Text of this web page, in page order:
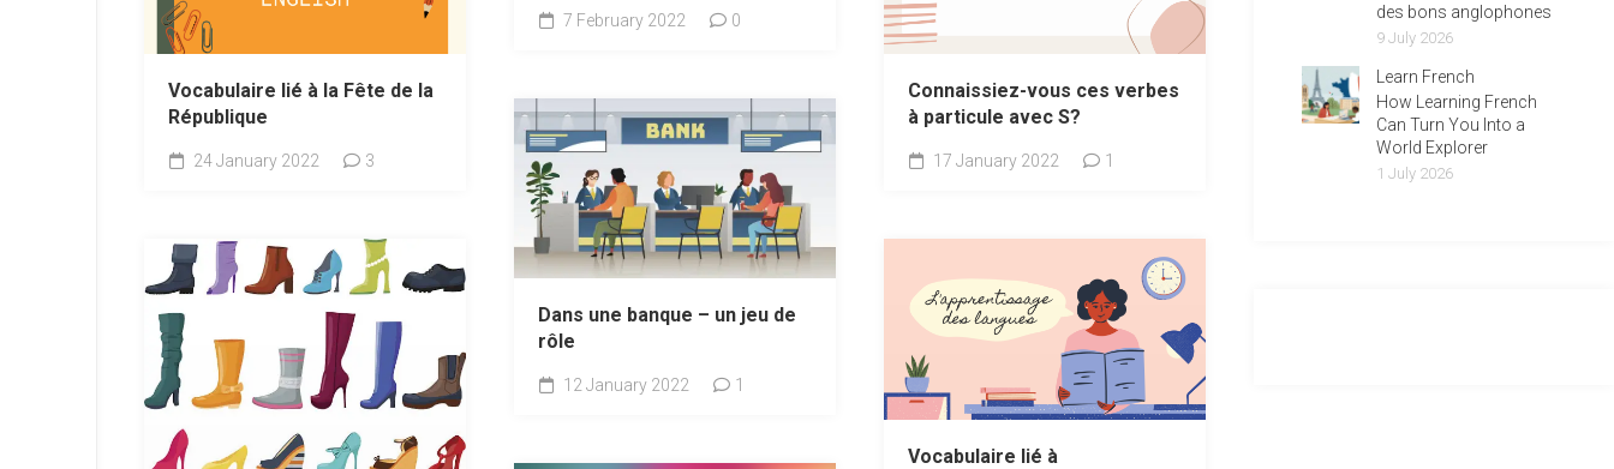
7 February 2022 0
Vocabulaire lié à la Fête de la
République
24 January 2022 3
Connaissiez-vous ces verbes
à particule avec S?
17 January 2022 1
Dans une banque – un jeu de
rôle
12 January 2022 1
Vocabulaire lié à
des bons anglophones
9 July 2026
Learn French
How Learning French
Can Turn You Into a
World Explorer
1 July 2026